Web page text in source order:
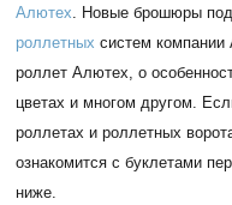
Алютех . Новые брошюры
роллетных систем
роллет Алютех, о
цветах и многом другом.
роллетах и роллетных
ознакомится с буклетами
ниже.